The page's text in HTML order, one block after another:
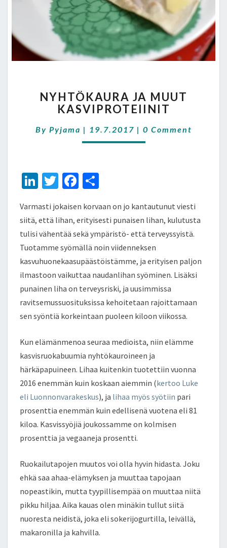
JA
MUUT
NYHTÖKAURA JA MUUT
KASVIPROTEIINIT
By Pyjama | 19.7.2017 | Comments
0 Comment
Li
ke
dI
n
T
tt
er
Fa
b
o
o
k
ar
e
Varmasti jokaisen korvaan on jo kantautunut viesti
siitä, että lihan, erityisesti punaisen lihan, kulutusta
tulisi vähentää sekä ympäristö- että terveyssyistä.
Tuotamme syömällä noin viidenneksen
kasvuhuonekaasupäästöistämme, ja erityisen paljon
ilmastoon vaikuttaa naudanlihan syöminen. Lisäksi
punainen liha on terveysriski, ja uusimmissa
ravitsemussuosituksissa kehoitetaan rajoittamaan
sen syöntiä korkeintaan puoleen kiloon viikossa.
Kun elämänmenoa seuraa medioista, niin elämme
kasvisruokabuumia nyhtökauroineen ja
härkäpapuineen. Lihaa kuitenkin tuotettiin vuonna
2016 enemmän kuin koskaan aiemmin (kertoo Luke
eli Luonnonvarakeskus), ja lihaa myös syötiin pari
prosenttia enemmän kuin edellisenä vuotena eli 81
kiloa. Kasvissyöjiä joukossamme on kolmisen
prosenttia ja vegaaneja prosentti.
Ruokailutapojen muutos voi olla hyvin hidasta. Joku
ehkä saa ahaa-elämyksen ja muuttaa tapojaan
nopeastikin, mutta tyypillisempää on muuttaa niitä
pikku hiljaa. Aika kauas olen minäkin tullut siitä
nuoresta neidistä, joka eli sokerijogurtilla, leivällä,
makaronilla ja kahvilla.